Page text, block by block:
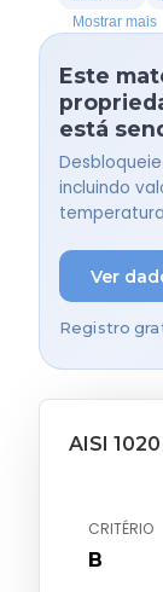
Mostrar mais
Este
está
incluindo
Ver
Registro
AISI
CRITÉRIO
B